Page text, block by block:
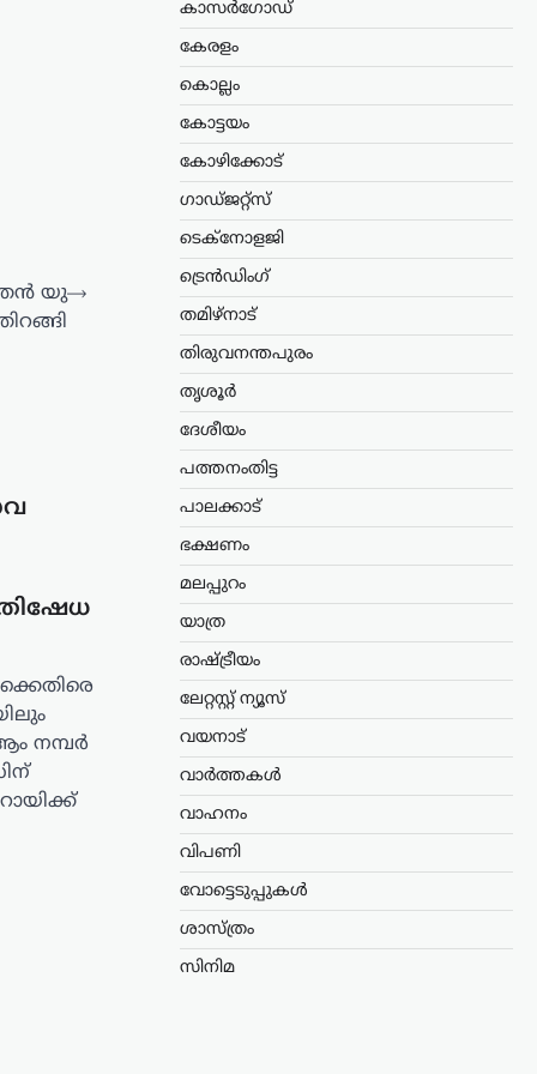
യു⟶
നമ്പർ
കാസർഗോഡ്
കേരളം
കൊല്ലം
കോട്ടയം
കോഴിക്കോട്
ഗാഡ്ജറ്റ്സ്
ടെക്നോളജി
ട്രെൻഡിംഗ്
തമിഴ്നാട്
തിരുവനന്തപുരം
തൃശൂർ
ദേശീയം
പത്തനംതിട്ട
പാലക്കാട്
ഭക്ഷണം
മലപ്പുറം
യാത്ര
രാഷ്ട്രീയം
ലേറ്റസ്റ്റ് ന്യൂസ്
വയനാട്
വാർത്തകൾ
വാഹനം
വിപണി
വോട്ടെടുപ്പുകൾ
ശാസ്ത്രം
സിനിമ